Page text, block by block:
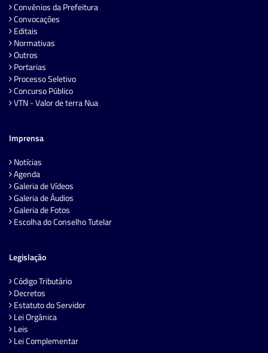
Convênios da Prefeitura
Convocações
Editais
Normativas
Outros
Portarias
Processo Seletivo
Concurso Público
VTN - Valor de terra Nua
Imprensa
Notícias
Agenda
Galeria de Vídeos
Galeria de Áudios
Galeria de Fotos
Escolha do Conselho Tutelar
Legislação
Código Tributário
Decretos
Estatuto do Servidor
Lei Orgânica
Leis
Lei Complementar